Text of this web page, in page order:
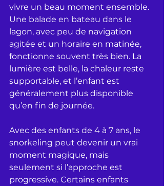
vivre un beau moment ensemble.
Une balade en bateau dans le
lagon, avec peu de navigation
agitée et un horaire en matinée,
fonctionne souvent très bien. La
lumière est belle, la chaleur reste
supportable, et l’enfant est
généralement plus disponible
qu’en fin de journée.
Avec des enfants de 4 à 7 ans, le
snorkeling peut devenir un vrai
moment magique, mais
seulement si l’approche est
progressive. Certains enfants